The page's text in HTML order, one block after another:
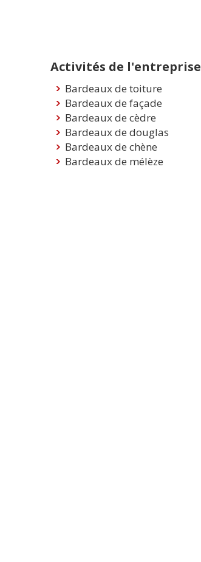
Activités de l'entreprise
Bardeaux de toiture
Bardeaux de façade
Bardeaux de cèdre
Bardeaux de douglas
Bardeaux de chène
Bardeaux de mélèze